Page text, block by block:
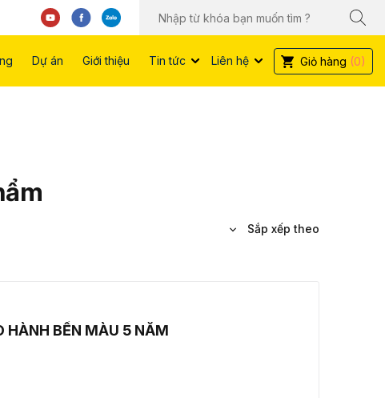
Dự án Giới thiệu Tin tức Liên hệ Giỏ hàng (0)
Sắp xếp theo
HÀNH BỀN MÀU 5 NĂM